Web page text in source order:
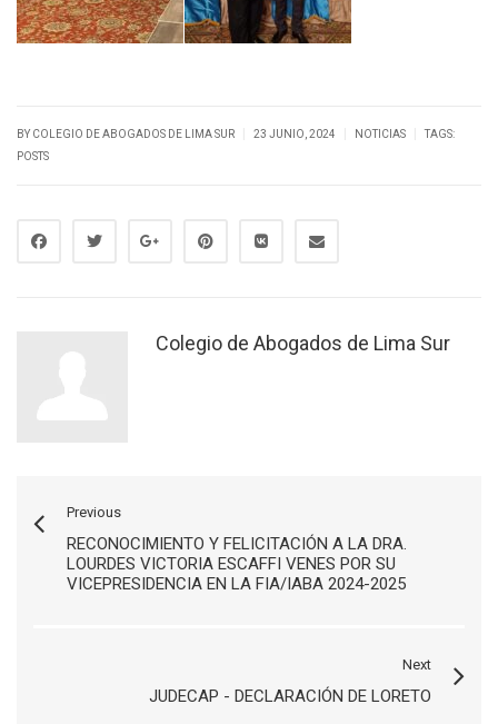
BYCOLEGIO DE ABOGADOS DE LIMA SUR 23 JUNIO, 2024 NOTICIAS
TAGS:
POSTS
Colegio de Abogados de Lima Sur
Previous
RECONOCIMIENTO Y FELICITACIÓN A LA DRA.
LOURDES VICTORIA ESCAFFI VENES POR SU
VICEPRESIDENCIA EN LA FIA/IABA 2024-2025
Next
JUDECAP - DECLARACIÓN DE LORETO